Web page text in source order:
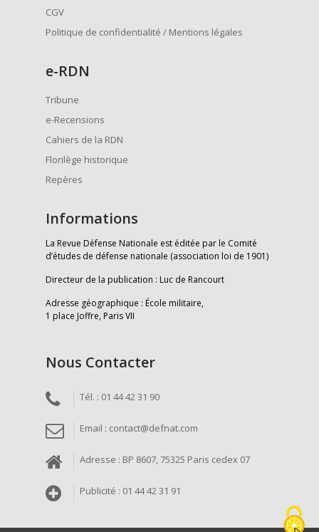
CGV
Politique de confidentialité / Mentions légales
e-RDN
Tribune
e-Recensions
Cahiers de la RDN
Florilège historique
Repères
Informations
La Revue Défense Nationale est éditée par le Comité
d’études de défense nationale (association loi de 1901)
Directeur de la publication : Luc de Rancourt
Adresse géographique : École militaire,
1 place Joffre, Paris VII
Nous Contacter
Tél. : 01 44 42 31 90
Email : contact@defnat.com
Adresse : BP 8607, 75325 Paris cedex 07
Publicité : 01 44 42 31 91